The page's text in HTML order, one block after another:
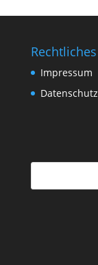
Rechtliches
Impressum
Datenschutz